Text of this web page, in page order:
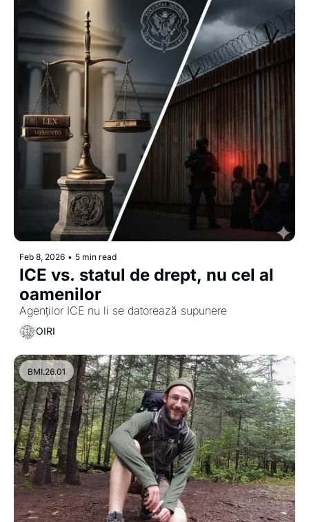
Feb 8, 2026 • 5 min read
ICE vs. statul de drept, nu cel al
oamenilor
Agenților ICE nu li se datorează supunere
OIRI
BMI.26.01